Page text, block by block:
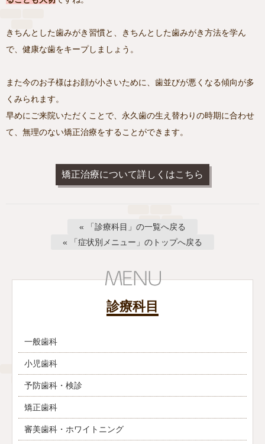
きちんとした歯みがき習慣と、きちんとした歯みがき方法を学ん
で、健康な歯をキープしましょう。
また今のお子様はお顔が小さいために、歯並びが悪くなる傾向が多
くみられます。
早めにご来院いただくことで、永久歯の生え替わりの時期に合わせ
て、無理のない矯正治療をすることができます。
矯正治療について詳しくはこちら
« 「診療科目」の一覧へ戻る
« 「症状別メニュー」のトップへ戻る
診療科目
一般歯科
小児歯科
予防歯科・検診
矯正歯科
審美歯科・ホワイトニング